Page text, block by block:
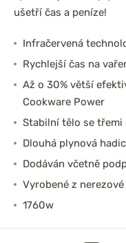
ušetří čas a peníze!
Infračervená
Rychlejší čas na
Až o 30% větší
Cookware Power
Stabilní tělo se
Dlouhá plynová
Dodáván včetně
Vyrobené z
1760w